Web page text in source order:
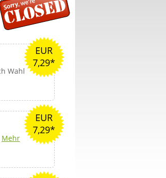
EUR
7,29*
Wahl
EUR
7,29*
Mehr